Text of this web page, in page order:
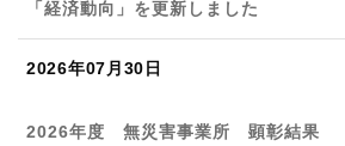
「経済動向」を更新しました
2026年07月30日
2026年度 無災害事業所 顕彰結果